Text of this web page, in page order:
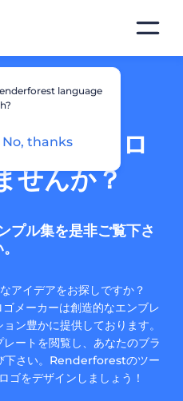
ンブレムロ
せんか？
プル集を是非ご覧下さ
アイデアをお探しですか？
メーカーは創造的なエンブレ
ン豊かに提供しております。
ートを閲覧し、あなたのブラ
下さい。Renderforestのツー
ゴをデザインしましょう！
language
No, thanks